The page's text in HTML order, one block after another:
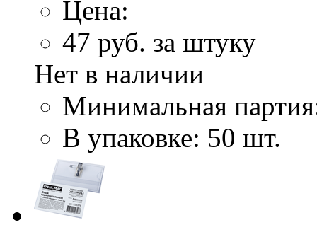
Цена:
47 руб. за штуку
Нет в наличии
Минимальная
В упаковке: 50 шт.